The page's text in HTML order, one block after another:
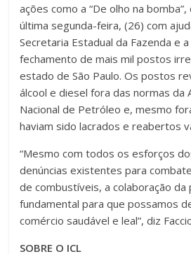
ações como a “De olho na
última segunda-feira, (26) com
Secretaria Estadual da Fazenda e a
fechamento de mais mil postos
estado de São Paulo. Os postos
álcool e diesel fora das normas da
Nacional de Petróleo e, mesmo
haviam sido lacrados e reabertos
“Mesmo com todos os esforços
denúncias existentes para
de combustíveis, a colaboração da
fundamental para que possamos
comércio saudável e leal”, diz
SOBRE O ICL